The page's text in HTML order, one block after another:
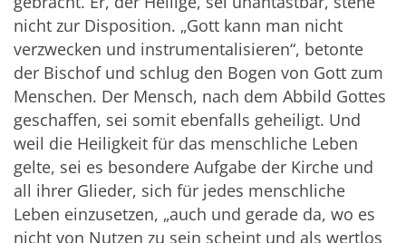
nicht zur Disposition. „Gott kann man nicht
verzwecken und instrumentalisieren“, betonte
der Bischof und schlug den Bogen von Gott zum
Menschen. Der Mensch, nach dem Abbild Gottes
geschaffen, sei somit ebenfalls geheiligt. Und
weil die Heiligkeit für das menschliche Leben
gelte, sei es besondere Aufgabe der Kirche und
all ihrer Glieder, sich für jedes menschliche
Leben einzusetzen, „auch und gerade da, wo es
nicht von Nutzen zu sein scheint und als wertlos